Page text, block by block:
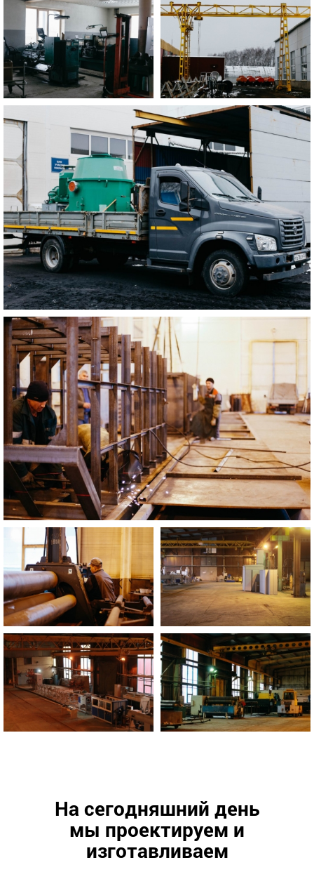
На сегодняшний день
мы проектируем и
изготавливаем